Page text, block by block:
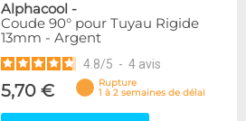
Alphacool -
Coude 90° pour Tuyau Rigide
13mm - Argent
4.8/5 - 4 avis
5,70 €
Rupture
1 à 2 semaines de délai